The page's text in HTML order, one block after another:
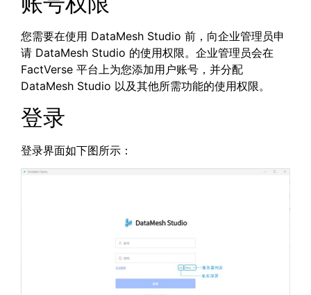
您需要在使用 DataMesh Studio 前，向企业管理员申
请 DataMesh Studio 的使用权限。企业管理员会在
FactVerse 平台上为您添加用户账号，并分配
DataMesh Studio 以及其他所需功能的使用权限。
登录
登录界面如下图所示：